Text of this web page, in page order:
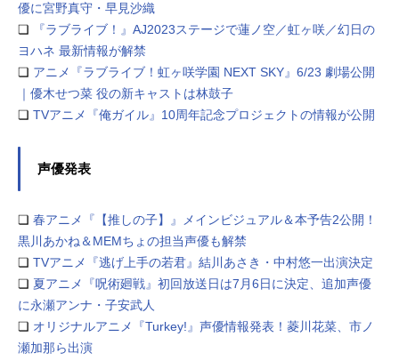
優に宮野真守・早見沙織
❏
『ラブライブ！』AJ2023ステージで蓮ノ空／虹ヶ咲／幻日の
ヨハネ 最新情報が解禁
❏ アニメ『ラブライブ！虹ヶ咲学園 NEXT SKY』6/23 劇場公開
｜優木せつ菜 役の新キャストは林鼓子
❏ TVアニメ『俺ガイル』10周年記念プロジェクトの情報が公開
声優発表
❏ 春アニメ『【推しの子】』メインビジュアル＆本予告2公開！
黒川あかね＆MEMちょの担当声優も解禁
❏ TVアニメ『逃げ上手の若君』結川あさき・中村悠一出演決定
❏ 夏アニメ『呪術廻戦』初回放送日は7月6日に決定、追加声優
に永瀬アンナ・子安武人
❏ オリジナルアニメ『Turkey!』声優情報発表！菱川花菜、市ノ
瀬加那ら出演